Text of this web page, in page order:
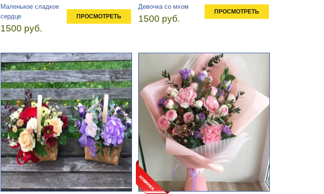
Маленькое сладкое
сердце
1500 руб.
ПРОСМОТРЕТЬ
Девочка со мхом
1500 руб.
ПРОСМОТРЕТЬ